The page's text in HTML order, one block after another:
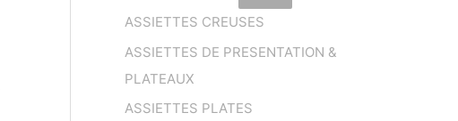
ASSIETTES CREUSES
ASSIETTES DE PRESENTATION &
PLATEAUX
ASSIETTES PLATES